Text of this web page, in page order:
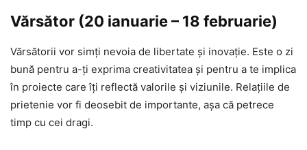
Vărsător (20 ianuarie – 18 februarie)
Vărsătorii vor simți nevoia de libertate și inovație. Este o zi
bună pentru a-ți exprima creativitatea și pentru a te implica
în proiecte care îți reflectă valorile și viziunile. Relațiile de
prietenie vor fi deosebit de importante, așa că petrece
timp cu cei dragi.